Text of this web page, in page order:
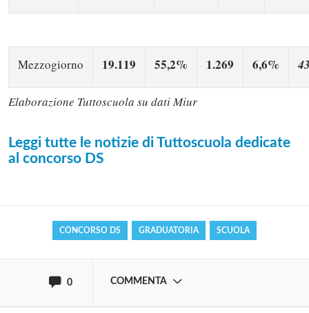
Mezzogiorno 19.119 55,2% 1.269 6,6%
Elaborazione Tuttoscuola su dati Miur
Leggi tutte le notizie di Tuttoscuola dedicate
al concorso DS
CONCORSO DS GRADUATORIA SCUOLA
0 COMMENTA
commentare!